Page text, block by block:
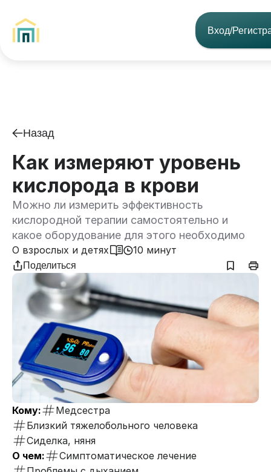
Вход/
Назад
Как измеряют уровень
кислорода в крови
Можно ли измерить эффективность
кислородной терапии самостоятельно и
какое оборудование для этого необходимо
О взрослых и детях 10 минут
Поделиться
Кому:
Медсестра
Близкий тяжелобольного человека
Сиделка, няня
О чем:
Симптоматическое лечение